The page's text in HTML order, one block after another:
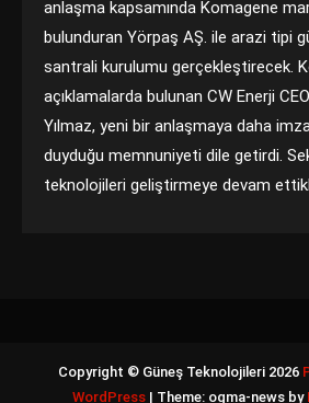
anlaşma kapsamında Komagene
bulunduran Yörpaş AŞ. ile arazi tipi
santrali kurulumu gerçekleştirecek.
açıklamalarda bulunan CW Enerji
Yılmaz, yeni bir anlaşmaya daha
duyduğu memnuniyeti dile getirdi.
teknolojileri geliştirmeye devam
Copyright © Güneş Teknolojileri 2026
WordPress | Theme: ogma-news by